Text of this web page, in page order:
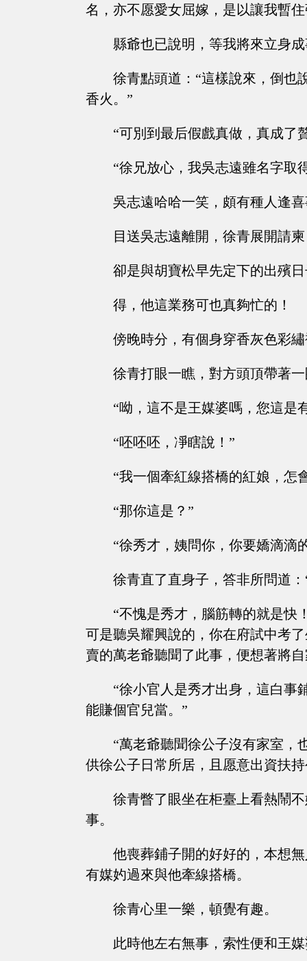
名，亦不愿愛女屈嫁，是以讓我暫
縣爺也已說明，等我將來立身
徐青點頭道：“這樣說來，倒也
香火。”
“可別到最后假戲真做，真成了
“徐兄放心，我吳志遠雖名字取
吳志遠哈哈一笑，頗有種人逢
目送吳志遠離開，徐青展開請
卻是與胡寶松早先定下的出殯
得，他這業務可也真夠忙的！
傍晚時分，有個身穿香灰色彩
徐青打眼一瞧，對方頭頂帶著
“呦，這不是王媒婆嗎，您這是
“呸呸呸，凈瞎說！”
“我一個牽紅線搭橋的紅娘，怎
“那你這是？”
“徐秀才，姨問你，你要嬌滴滴
徐青直了直身子，答非所問道
“不愧是秀才，腦筋轉的就是快
可是聽吳耀興說的，你在府試中考
賣的萬老爺聽聞了此事，便想著將
“徐小官人是秀才出身，這白事
能賺個官兒當。”
“萬老爺聽聞徐公子沒有家室，
供徐公子日常所居，且愿意出資扶
徐青瞥了眼坐在柜臺上看熱鬧
事。
他喪葬鋪子開的好好的，本想
有媒妁過來與他牽線搭橋。
徐青心里一樂，頓覺有趣。
此時他左右無事，索性便和王